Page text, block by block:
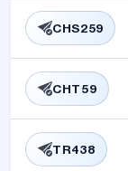
CHS259
CHT59
TR438